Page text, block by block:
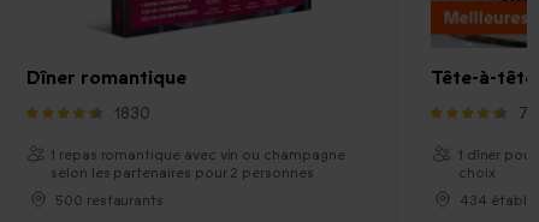
Dîner romantique
1830
1 repas romantique avec vin ou champagne
selon les partenaires pour 2 personnes
500 restaurants
Tête-à-tête
1 dîner
choix
434